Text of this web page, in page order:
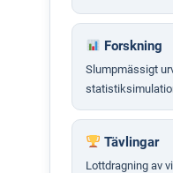
Forskning
Slumpmässigt
Tävlingar
Lottdragning av